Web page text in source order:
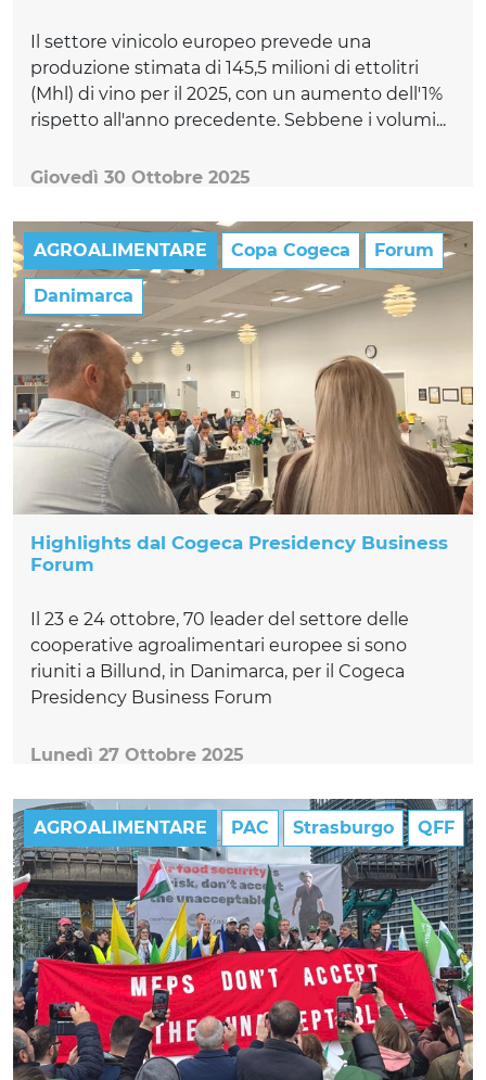
Il settore vinicolo europeo prevede una
produzione stimata di 145,5 milioni di ettolitri
(Mhl) di vino per il 2025, con un aumento dell'1%
rispetto all'anno precedente. Sebbene i volumi...
Giovedì 30 Ottobre 2025
AGROALIMENTARE Copa Cogeca Forum
Danimarca
Highlights dal Cogeca Presidency Business
Forum
Il 23 e 24 ottobre, 70 leader del settore delle
cooperative agroalimentari europee si sono
riuniti a Billund, in Danimarca, per il Cogeca
Presidency Business Forum
Lunedì 27 Ottobre 2025
AGROALIMENTARE PAC Strasburgo QFF